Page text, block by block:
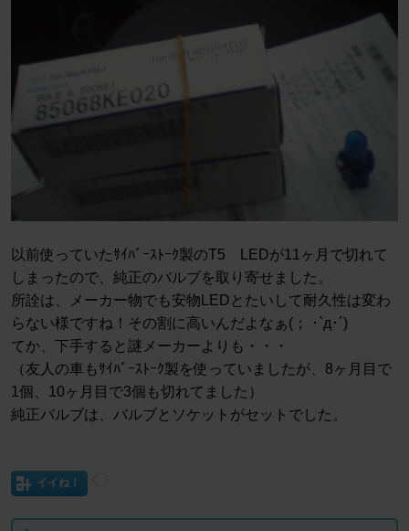
以前使っていたｻｲﾊﾞｰｽﾄｰｸ製のT5 LEDが11ヶ月で切れて
しまったので、純正のバルブを取り寄せました。
所詮は、メーカー物でも安物LEDとたいして耐久性は変わ
らない様ですね！その割に高いんだよなぁ(； ･`д･´)
てか、下手すると謎メーカーよりも・・・
（友人の車もｻｲﾊﾞｰｽﾄｰｸ製を使っていましたが、8ヶ月目で
1個、10ヶ月目で3個も切れてました）
純正バルブは、バルブとソケットがセットでした。
イイね！